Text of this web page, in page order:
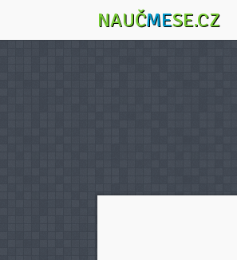
NAUČMESE.CZ